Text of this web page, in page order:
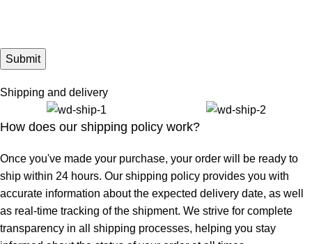
Shipping and delivery
How does our shipping policy work?
Once you've made your purchase, your order will be ready to
ship within 24 hours. Our shipping policy provides you with
accurate information about the expected delivery date, as well
as real-time tracking of the shipment. We strive for complete
transparency in all shipping processes, helping you stay